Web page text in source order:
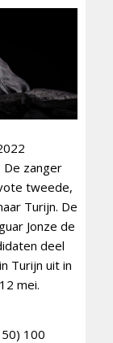
De zanger
tweede,
Turijn. De
Jonze de
deel
Turijn uit in
mei.
100